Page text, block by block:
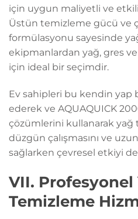
için uygun maliyetli ve
Üstün temizleme gücü ve
formülasyonu sayesinde
ekipmanlardan yağ, gres
için ideal bir seçimdir.
Ev sahipleri bu kendin yap
ederek ve AQUAQUICK
çözümlerini kullanarak yağ
düzgün çalışmasını ve
sağlarken çevresel etkiyi
VII. Profesyonel
Temizleme